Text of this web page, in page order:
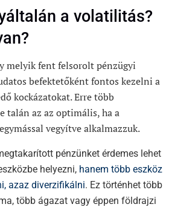
a volatilitás?
melyik fent felsorolt pénzügyi
befektetőként fontos kezelni a
kockázatokat. Erre több
talán az az optimális, ha a
vegyítve alkalmazzuk.
pénzünket érdemes lehet
helyezni, hanem több eszköz
azaz diverzifikálni. Ez történhet több
több ágazat vagy éppen földrajzi